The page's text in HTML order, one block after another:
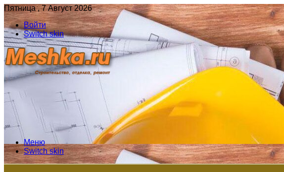
Пятница , 7 Август 2026
Войти
Switch skin
Меню
Switch skin